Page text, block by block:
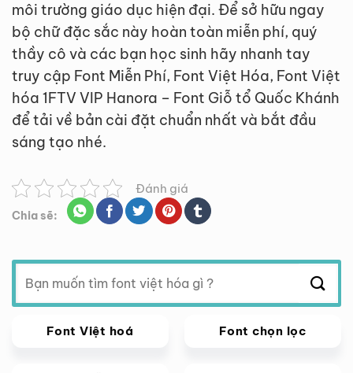
môi trường giáo dục hiện đại. Để sở hữu ngay
bộ chữ đặc sắc này hoàn toàn miễn phí, quý
thầy cô và các bạn học sinh hãy nhanh tay
truy cập Font Miễn Phí, Font Việt Hóa, Font Việt
hóa 1FTV VIP Hanora – Font Giỗ tổ Quốc Khánh
để tải về bản cài đặt chuẩn nhất và bắt đầu
sáng tạo nhé.
Đánh giá
Chia sẽ:
Tìm
kiếm:
Font Việt hoá Font chọn lọc